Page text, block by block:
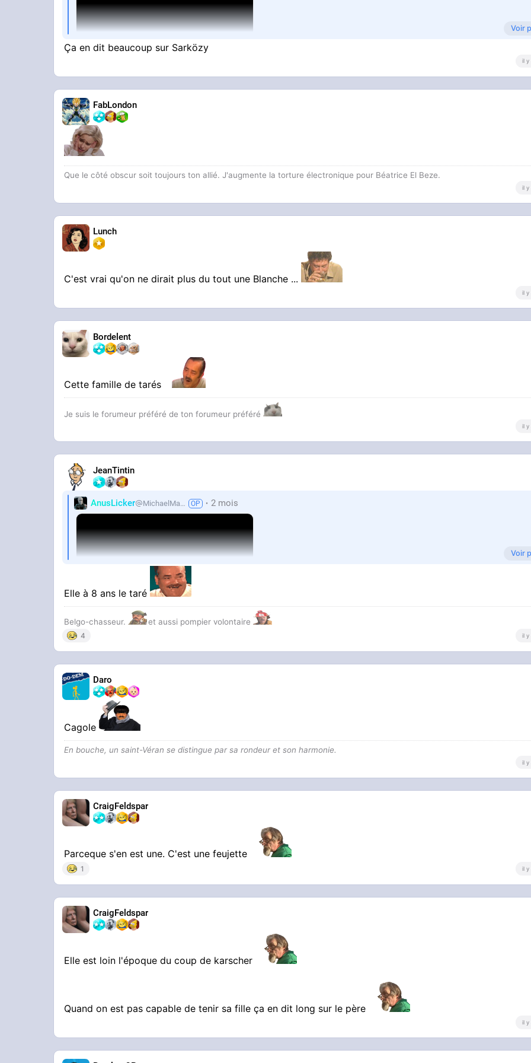
🖤🖤
Voir
Ça en dit beaucoup sur Sarközy
il y
FabLondon
Que le côté obscur soit toujours ton allié. J'augmente la torture électronique pour Béatrice El Beze.
il y
Lunch
C'est vrai qu'on ne dirait plus du tout une Blanche ...
il y
Bordelent
Cette famille de tarés
Je suis le forumeur préféré de ton forumeur préféré
il y
JeanTintin
AnusLicker MichaelMann 2 mois
Voir
Elle à 8 ans le taré
Belgo-chasseur. et aussi pompier volontaire
4 il y
Daro
Cagole
En bouche, un saint-Véran se distingue par sa rondeur et son harmonie.
il y
CraigFeldspar
Parceque s'en est une. C'est une feujette
1 il y
CraigFeldspar
Elle est loin l'époque du coup de karscher
Quand on est pas capable de tenir sa fille ça en dit long sur le père
il y